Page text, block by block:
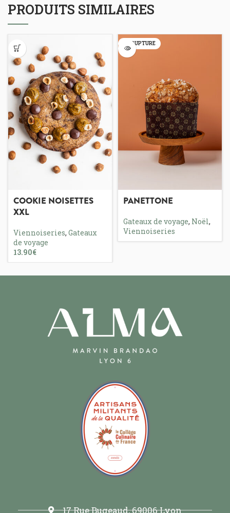
PRODUITS SIMILAIRES
COOKIE NOISETTES
XXL
Viennoiseries, Gateaux
de voyage
€
EN RUPTURE
PANETTONE
Gateaux de voyage, Noël,
Viennoiseries
17 Rue Bugeaud, 69006 Lyon